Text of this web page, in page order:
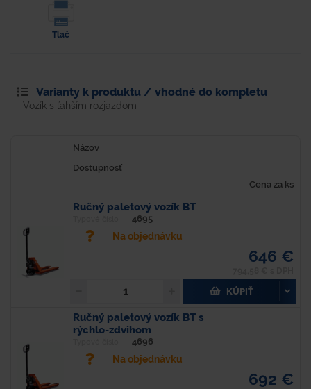
Tlač
Varianty k produktu / vhodné do kompletu
Vozík s ľahším rozjazdom
Názov
Dostupnosť
Cena za ks
Ručný paletový vozík BT
4695
Na objednávku
646 €
KÚPIŤ
Ručný paletový vozík BT s
rýchlo-zdvihom
4696
Na objednávku
692 €